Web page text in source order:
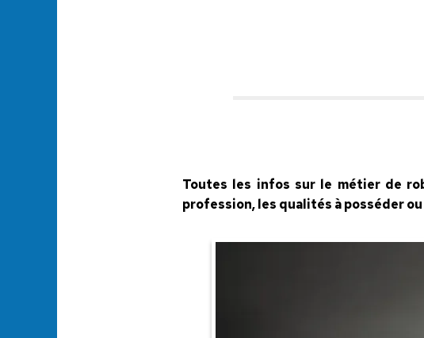
Toutes les infos sur le métier de
profession, les qualités à posséder